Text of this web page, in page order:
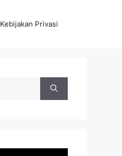
Kebijakan Privasi